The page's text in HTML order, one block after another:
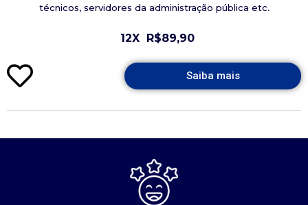
técnicos, servidores da administração pública etc.
12X R$89,90
Saiba mais